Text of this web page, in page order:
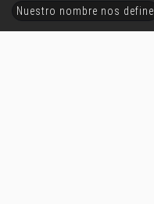
Nuestro nombre nos define